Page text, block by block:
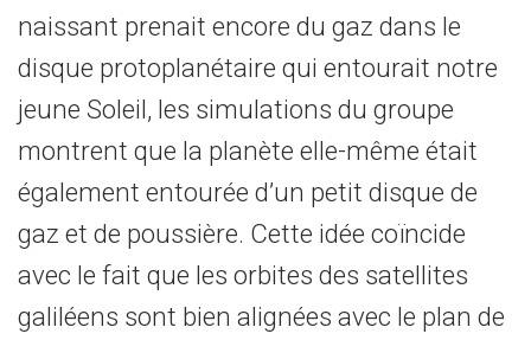
naissant prenait encore du gaz dans le
disque protoplanétaire qui entourait notre
jeune Soleil, les simulations du groupe
montrent que la planète elle-même était
également entourée d’un petit disque de
gaz et de poussière. Cette idée coïncide
avec le fait que les orbites des satellites
galiléens sont bien alignées avec le plan de